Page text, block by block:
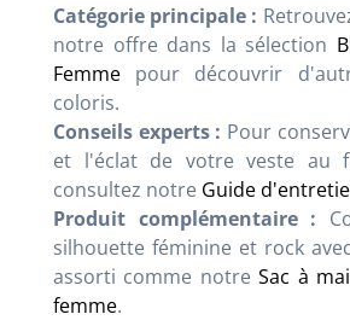
Catégorie principale :
notre offre dans la sélection
Femme pour découvrir
coloris.
Conseils experts : Pour
et l'éclat de votre veste au
consultez notre Guide
Produit complémentaire :
silhouette féminine et rock
assorti comme notreSac à
femme.